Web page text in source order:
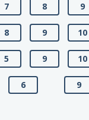
7 8 9
8 9 10
5 9 10
6 9